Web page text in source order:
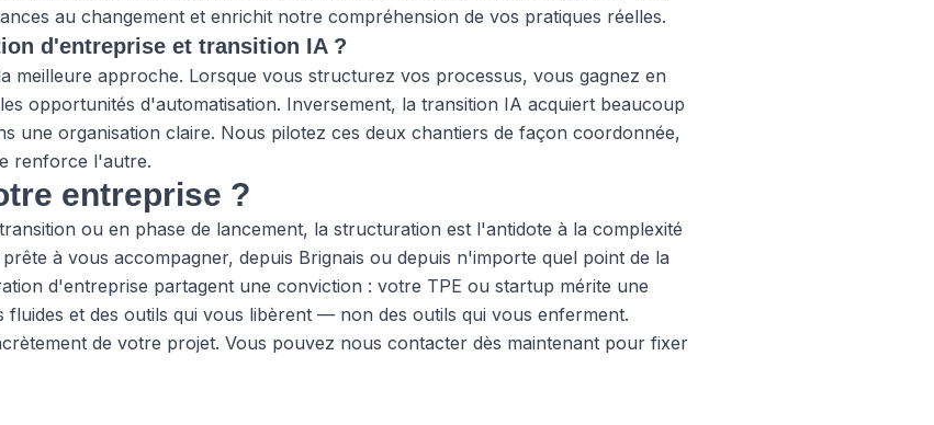
au changement et enrichit notre compréhension de vos pratiques réelles.
d'entreprise et transition IA ?
meilleure approche. Lorsque vous structurez vos processus, vous gagnez en
opportunités d'automatisation. Inversement, la transition IA acquiert beaucoup
une organisation claire. Nous pilotez ces deux chantiers de façon coordonnée,
renforce l'autre.
entreprise ?
ou en phase de lancement, la structuration est l'antidote à la complexité
à vous accompagner, depuis Brignais ou depuis n'importe quel point de la
d'entreprise partagent une conviction : votre TPE ou startup mérite une
fluides et des outils qui vous libèrent — non des outils qui vous enferment.
de votre projet. Vous pouvez nous contacter dès maintenant pour fixer